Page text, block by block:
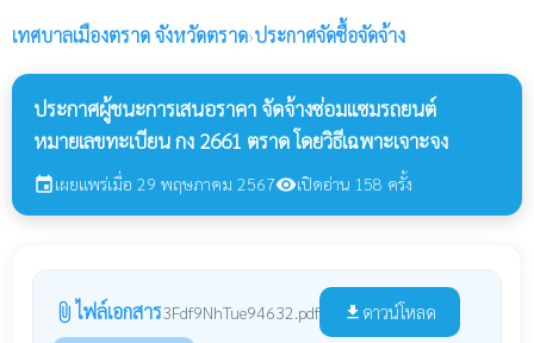
เทศบาลเมืองตราดจังหวัดตราด›ประกาศจัดซื้อจัดจ้าง
ประกาศผู้ชนะการเสนอราคา จัดจ้างซ่อมแซมรถยนต์
หมายเลขทะเบียน กง 2661 ตราด โดยวิธีเฉพาะเจาะจง
eventเผยแพร่เมื่อ 29 พฤษภาคม 2567visibilityเปิดอ่าน 158 ครั้ง
attach_file ไฟล์เอกสาร3Fdf9NhTue94632.pdf file_download ดาวน์โหลด